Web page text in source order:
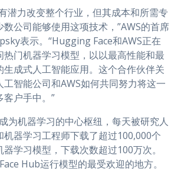
潜力改变整个行业，但其成本和所需专
公司能够使用这项技术，”AWS的首席
表示。“Hugging Face和AWS正在
热门机器学习模型，以以最高性能和最
生成式人工智能应用。这个合作伙伴关
工智能公司和AWS如何共同努力将这一
户手中。”
为机器学习的中心枢纽，每天被研究人
机器学习工程师下载了超过100,000个
学习模型，下载次数超过100万次。
Hub运行模型的最受欢迎的地方。